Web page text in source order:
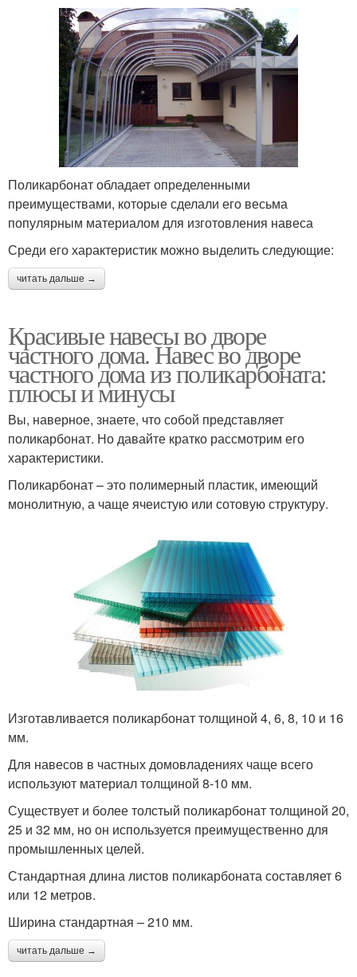
Поликарбонат обладает определенными
преимуществами, которые сделали его весьма
популярным материалом для изготовления навеса
Среди его характеристик можно выделить следующие:
читать дальше →
Красивые навесы во дворе
частного дома. Навес во дворе
частного дома из поликарбоната:
плюсы и минусы
Вы, наверное, знаете, что собой представляет
поликарбонат. Но давайте кратко рассмотрим его
характеристики.
Поликарбонат – это полимерный пластик, имеющий
монолитную, а чаще ячеистую или сотовую структуру.
Изготавливается поликарбонат толщиной 4, 6, 8, 10 и 16
мм.
Для навесов в частных домовладениях чаще всего
используют материал толщиной 8-10 мм.
Существует и более толстый поликарбонат толщиной 20,
25 и 32 мм, но он используется преимущественно для
промышленных целей.
Стандартная длина листов поликарбоната составляет 6
или 12 метров.
Ширина стандартная – 210 мм.
читать дальше →